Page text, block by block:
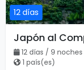
12 días
Japón al
12 días / 9 noches
1 país(es)